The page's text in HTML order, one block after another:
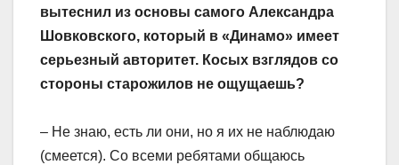
вытеснил из основы самого Александра
Шовковского, который в «Динамо» имеет
серьезный авторитет. Косых взглядов со
стороны старожилов не ощущаешь?
– Не знаю, есть ли они, но я их не наблюдаю
(смеется). Со всеми ребятами общаюсь